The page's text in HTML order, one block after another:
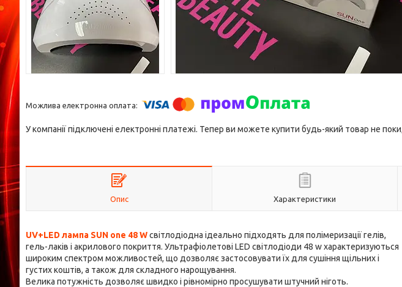
У компанії підключені електронні платежі. Тепер ви можете купити будь-який товар не
Опис Характеристики
UV+LED лампа SUN one 48 Wсвітлодіодна ідеально підходять для полімеризації гелів,
гель-лаків і акрилового покриття. Ультрафіолетові LED світлодіоди 48 w характеризуються
широким спектром можливостей, що дозволяє застосовувати їх для сушіння щільних і
густих коштів, а також для складного нарощування.
Велика потужність дозволяє швидко і рівномірно просушувати штучний ніготь.